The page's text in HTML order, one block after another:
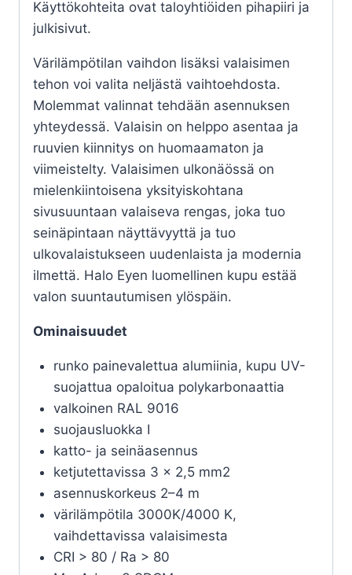
Käyttökohteita ovat taloyhtiöiden pihapiiri ja
julkisivut.
Värilämpötilan vaihdon lisäksi valaisimen
tehon voi valita neljästä vaihtoehdosta.
Molemmat valinnat tehdään asennuksen
yhteydessä. Valaisin on helppo asentaa ja
ruuvien kiinnitys on huomaamaton ja
viimeistelty. Valaisimen ulkonäössä on
mielenkiintoisena yksityiskohtana
sivusuuntaan valaiseva rengas, joka tuo
seinäpintaan näyttävyyttä ja tuo
ulkovalaistukseen uudenlaista ja modernia
ilmettä. Halo Eyen luomellinen kupu estää
valon suuntautumisen ylöspäin.
Ominaisuudet
runko painevalettua alumiinia, kupu UV-
suojattua opaloitua polykarbonaattia
valkoinen RAL 9016
suojausluokka I
katto- ja seinäasennus
ketjutettavissa 3 x 2,5 mm2
asennuskorkeus 2–4 m
värilämpötila 3000K/4000 K,
vaihdettavissa valaisimesta
CRI > 80 / Ra > 80